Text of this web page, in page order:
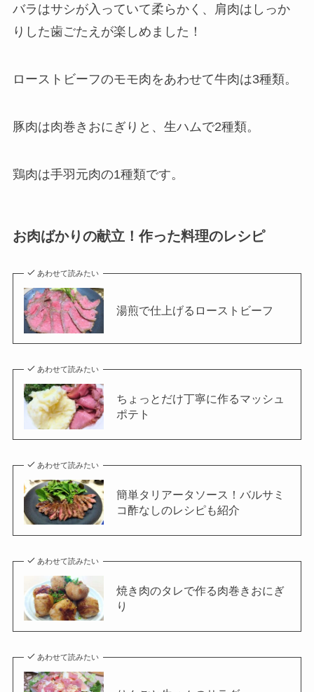
バラはサシが入っていて柔らかく、肩肉はしっか
りした歯ごたえが楽しめました！
ローストビーフのモモ肉をあわせて牛肉は3種類。
豚肉は肉巻きおにぎりと、生ハムで2種類。
鶏肉は手羽元肉の1種類です。
お肉ばかりの献立！作った料理のレシピ
あわせて読みたい
湯煎で仕上げるローストビーフ
あわせて読みたい
ちょっとだけ丁寧に作るマッシュ
ポテト
あわせて読みたい
簡単タリアータソース！バルサミ
コ酢なしのレシピも紹介
あわせて読みたい
焼き肉のタレで作る肉巻きおにぎ
り
あわせて読みたい